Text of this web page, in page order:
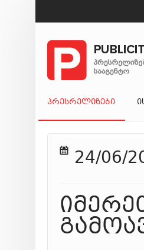
ᲞᲠᲔᲡᲠᲔᲚᲘᲖᲔᲑᲘ
24/06/